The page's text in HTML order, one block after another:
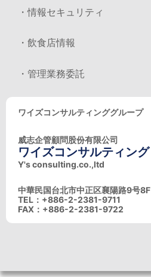
・情報セキュリティ
・飲食店情報
・管理業務委託
ワイズコンサルティンググループ
威志企管顧問股份有限公司
ワイズコンサルティング
Y's consulting.co.,ltd
中華民国台北市中正区襄陽路9号8F
TEL：+886-2-2381-9711
FAX：+886-2-2381-9722